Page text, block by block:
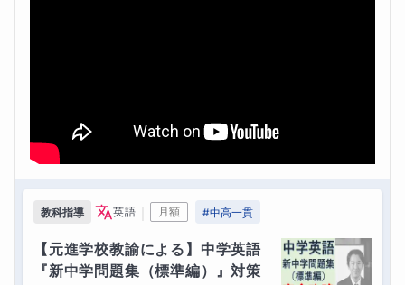
教科指導 英語 月額 #中高一貫
【元進学校教諭による】中学英語
『新中学問題集（標準編）』対策